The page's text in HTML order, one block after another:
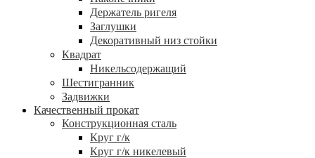
Держатель ригеля
Заглушки
Декоративный низ стойки
Квадрат
Никельсодержащий
Шестигранник
Задвижки
Качественный прокат
Конструкционная сталь
Круг г/к
Круг г/к никелевый